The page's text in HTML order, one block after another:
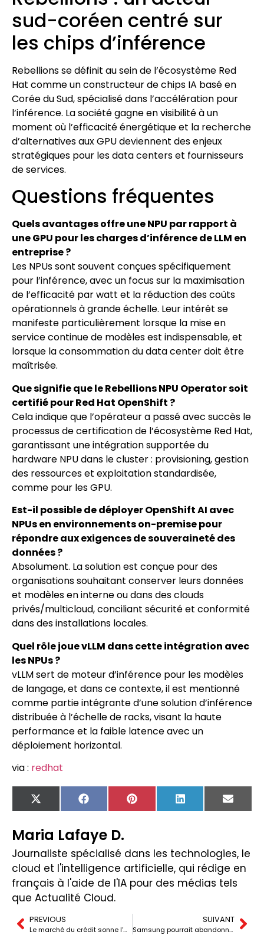
sud-coréen centré sur
les chips d’inférence
Rebellions se définit au sein de l’écosystème Red
Hat comme un constructeur de chips IA basé en
Corée du Sud, spécialisé dans l’accélération pour
l’inférence. La société gagne en visibilité à un
moment où l’efficacité énergétique et la recherche
d’alternatives aux GPU deviennent des enjeux
stratégiques pour les data centers et fournisseurs
de services.
Questions fréquentes
Quels avantages offre une NPU par rapport à
une GPU pour les charges d’inférence de LLM en
entreprise ?
Les NPUs sont souvent conçues spécifiquement
pour l’inférence, avec un focus sur la maximisation
de l’efficacité par watt et la réduction des coûts
opérationnels à grande échelle. Leur intérêt se
manifeste particulièrement lorsque la mise en
service continue de modèles est indispensable, et
lorsque la consommation du data center doit être
maîtrisée.
Que signifie que le Rebellions NPU Operator soit
certifié pour Red Hat OpenShift ?
Cela indique que l’opérateur a passé avec succès le
processus de certification de l’écosystème Red Hat,
garantissant une intégration supportée du
hardware NPU dans le cluster : provisioning, gestion
des ressources et exploitation standardisée,
comme pour les GPU.
Est-il possible de déployer OpenShift AI avec
NPUs en environnements on-premise pour
répondre aux exigences de souveraineté des
données ?
Absolument. La solution est conçue pour des
organisations souhaitant conserver leurs données
et modèles en interne ou dans des clouds
privés/multicloud, conciliant sécurité et conformité
dans des installations locales.
Quel rôle joue vLLM dans cette intégration avec
les NPUs ?
vLLM sert de moteur d’inférence pour les modèles
de langage, et dans ce contexte, il est mentionné
comme partie intégrante d’une solution d’inférence
distribuée à l’échelle de racks, visant la haute
performance et la faible latence avec un
déploiement horizontal.
via : redhat
X
(Twitter)
FacebookPinterest LinkedIn Email
Maria Lafaye D.
Journaliste spécialisé dans les technologies, le
cloud et l'intelligence artificielle, qui rédige en
français à l'aide de l'IA pour des médias tels
que Actualité Cloud.
PREVIOUS
Le marché du crédit sonne l’alarme à propos du méga contrat d’IA entre Oracle et OpenAI
SUIVANT
Samsung pourrait abandonner les SSD SATA : une fuite alerte sur une pression tarifaire pouvant durer jusqu’à 18 mois